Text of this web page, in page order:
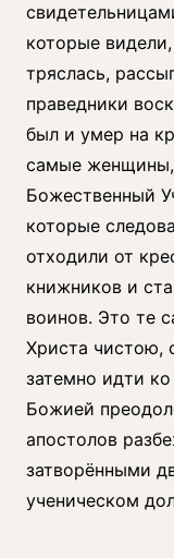
которые
тряслась,
праведники
был и умер на
самые
Божественный
которые
отходили от
книжников и
воинов. Это те
Христа чистою,
затемно идти
Божией
апостолов
затворёнными
ученическом